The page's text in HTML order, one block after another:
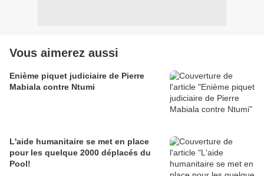
Vous aimerez aussi
Enième piquet judiciaire de Pierre
Mabiala contre Ntumi
L'aide humanitaire se met en place
pour les quelque 2000 déplacés du
Pool!